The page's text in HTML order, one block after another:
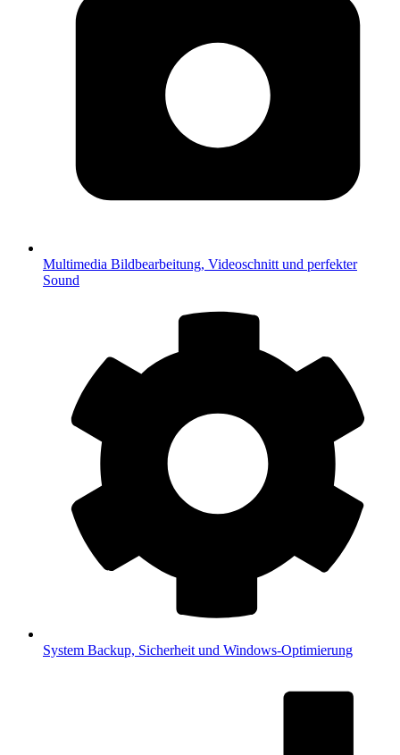
Multimedia Bildbearbeitung, Videoschnitt und perfekter
Sound
System Backup, Sicherheit und Windows-Optimierung